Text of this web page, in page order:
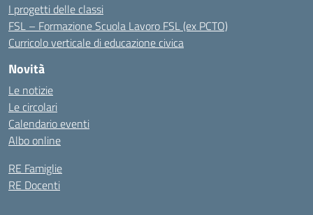
I progetti delle classi
FSL – Formazione Scuola Lavoro FSL (ex PCTO)
Curricolo verticale di educazione civica
Novità
Le notizie
Le circolari
Calendario eventi
Albo online
RE Famiglie
RE Docenti